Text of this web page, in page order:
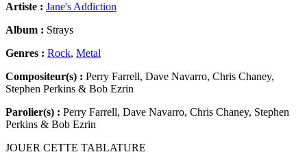
Artiste : Jane's Addiction
Album : Strays
Genres : Rock, Metal
Compositeur(s) : Perry Farrell, Dave Navarro, Chris Chaney,
Stephen Perkins & Bob Ezrin
Parolier(s) : Perry Farrell, Dave Navarro, Chris Chaney, Stephen
Perkins & Bob Ezrin
JOUER CETTE TABLATURE